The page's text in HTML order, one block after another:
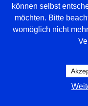
Weblinks
Spielplan Tischtennis
Hallenbelegung
können selbst
möchten. Bitte
womöglich nicht